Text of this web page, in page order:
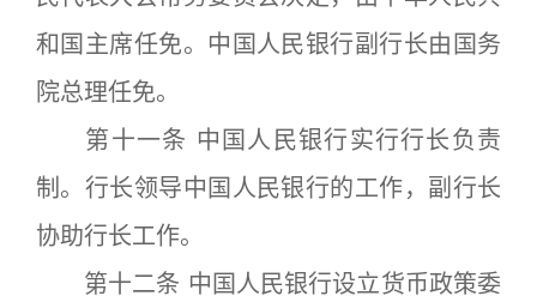
和国主席任免。中国人民银行副行长由国务
院总理任免。
第十一条 中国人民银行实行行长负责
制。行长领导中国人民银行的工作，副行长
协助行长工作。
第十二条 中国人民银行设立货币政策委